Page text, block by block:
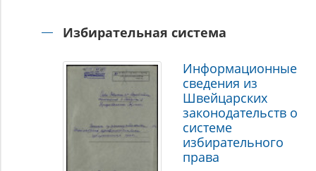
Избирательная система
Информационные
сведения из
Швейцарских
законодательств о
системе
избирательного
права